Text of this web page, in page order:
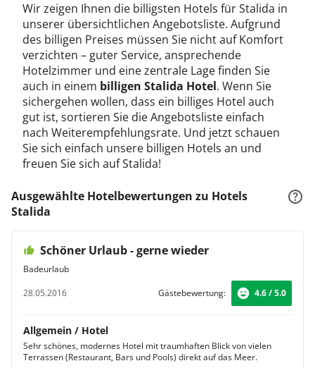
Wir zeigen Ihnen die billigsten Hotels für Stalida in
unserer übersichtlichen Angebotsliste. Aufgrund
des billigen Preises müssen Sie nicht auf Komfort
verzichten – guter Service, ansprechende
Hotelzimmer und eine zentrale Lage finden Sie
auch in einem billigen Stalida Hotel. Wenn Sie
sichergehen wollen, dass ein billiges Hotel auch
gut ist, sortieren Sie die Angebotsliste einfach
nach Weiterempfehlungsrate. Und jetzt schauen
Sie sich einfach unsere billigen Hotels an und
freuen Sie sich auf Stalida!
Ausgewählte Hotelbewertungen zu Hotels
Stalida
Schöner Urlaub - gerne wieder
Badeurlaub
28.05.2016
Gästebewertung: 4.6 / 5.0
Allgemein / Hotel
Sehr schönes, modernes Hotel mit traumhaften Blick von vielen
Terrassen (Restaurant, Bars und Pools) direkt auf das Meer.